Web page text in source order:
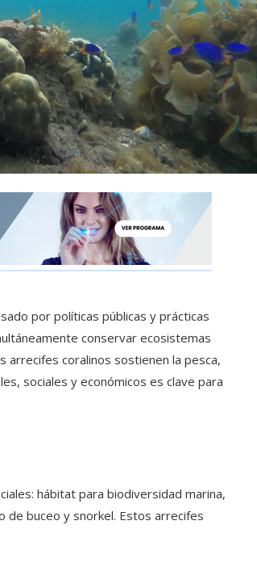
por políticas públicas y prácticas
conservar ecosistemas
arrecifes coralinos sostienen la pesca,
sociales y económicos es clave para
hábitat para biodiversidad marina,
de buceo y snorkel. Estos arrecifes